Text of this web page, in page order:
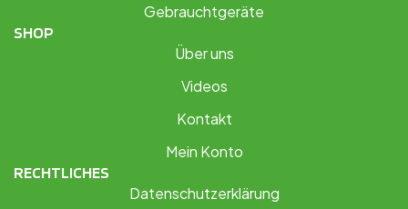
Gebrauchtgeräte
SHOP
Über uns
Videos
Kontakt
Mein Konto
RECHTLICHES
Datenschutzerklärung